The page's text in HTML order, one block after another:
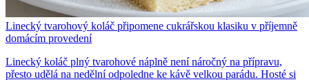
Linecký tvarohový koláč připomene cukrářskou klasiku v příjemně
domácím provedení
Linecký koláč plný tvarohové náplně není náročný na přípravu,
přesto udělá na nedělní odpoledne ke kávě velkou parádu. Hosté si